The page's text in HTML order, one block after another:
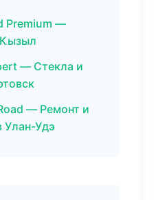
Premium —
Кызыл
— Стекла и
— Ремонт и
Улан-Удэ